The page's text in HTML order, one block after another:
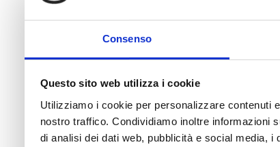
Consenso
Questo sito web utilizza i cookie
Utilizziamo i cookie per personalizzare contenuti
nostro traffico. Condividiamo inoltre informazioni
di analisi dei dati web, pubblicità e social media,